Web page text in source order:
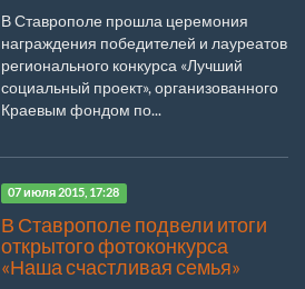
В Ставрополе прошла церемония
награждения победителей и лауреатов
регионального конкурса «Лучший
социальный проект», организованного
Краевым фондом по...
07 июля 2015, 17:28
В Ставрополе подвели итоги
открытого фотоконкурса
«Наша счастливая семья»